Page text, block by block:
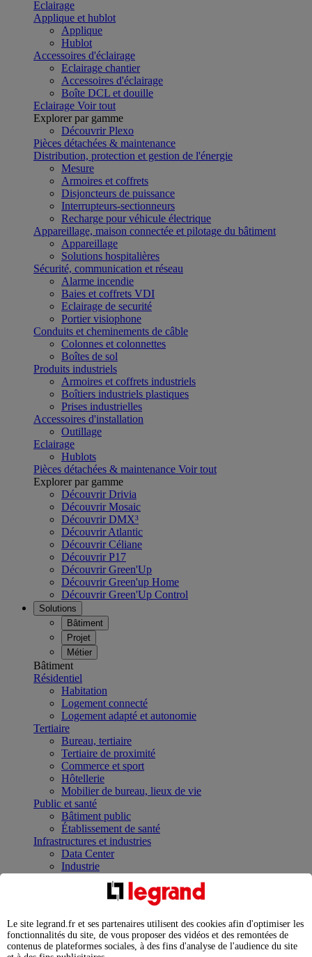
Eclairage
Applique et hublot
Applique
Hublot
Accessoires d'éclairage
Eclairage chantier
Accessoires d'éclairage
Boîte DCL et douille
Eclairage Voir tout
Explorer par gamme
Découvrir Plexo
Pièces détachées & maintenance
Distribution, protection et gestion de l'énergie
Mesure
Armoires et coffrets
Disjoncteurs de puissance
Interrupteurs-sectionneurs
Recharge pour véhicule électrique
Appareillage, maison connectée et pilotage du bâtiment
Appareillage
Solutions hospitalières
Sécurité, communication et réseau
Alarme incendie
Baies et coffrets VDI
Eclairage de securité
Portier visiophone
Conduits et cheminements de câble
Colonnes et colonnettes
Boîtes de sol
Produits industriels
Armoires et coffrets industriels
Boîtiers industriels plastiques
Prises industrielles
Accessoires d'installation
Outillage
Eclairage
Hublots
Pièces détachées & maintenance Voir tout
Explorer par gamme
Découvrir Drivia
Découvrir Mosaic
Découvrir DMX³
Découvrir Atlantic
Découvrir Céliane
Découvrir P17
Découvrir Green'Up
Découvrir Green'up Home
Découvrir Green'Up Control
Solutions
Bâtiment
Projet
Métier
Bâtiment
Résidentiel
Habitation
Logement connecté
Logement adapté et autonomie
Tertiaire
Bureau, tertiaire
Tertiaire de proximité
Commerce et sport
Hôtellerie
Mobilier de bureau, lieux de vie
Public et santé
Bâtiment public
Établissement de santé
Infrastructures et industries
Data Center
Industrie
Infrastructures
Contrôler et planifier le fonctionnement des appareils
Répartir et optimiser son tableau électrique
Legrand Data Center Solutions : concentrer les
expertises au service de vos performances
Le site legrand.fr et ses partenaires utilisent des cookies afin d'optimiser les
fonctionnalités du site, de vous proposer des vidéos et des remontées de
contenus de plateformes sociales, à des fins d'analyse de l'audience du site